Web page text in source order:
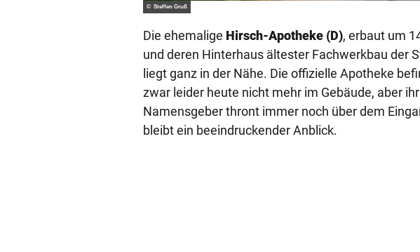
© Steffen Gruß
Die ehemalige Hirsch-Apotheke (D), erbaut um
und deren Hinterhaus ältester Fachwerkbau der
liegt ganz in der Nähe. Die offizielle Apotheke
zwar leider heute nicht mehr im Gebäude, aber
Namensgeber thront immer noch über dem
bleibt ein beeindruckender Anblick.